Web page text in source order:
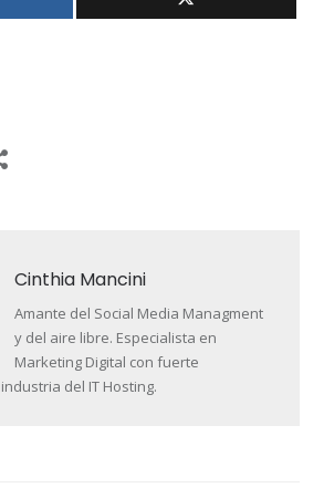
Cinthia Mancini
Amante del Social Media Managment
y del aire libre. Especialista en
Marketing Digital con fuerte
del IT Hosting.